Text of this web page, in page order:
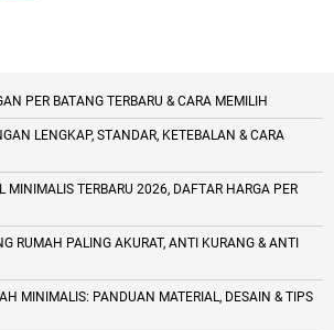
PER BATANG TERBARU & CARA MEMILIH
LENGKAP, STANDAR, KETEBALAN & CARA
MINIMALIS TERBARU 2026, DAFTAR HARGA PER
RUMAH PALING AKURAT, ANTI KURANG & ANTI
MINIMALIS: PANDUAN MATERIAL, DESAIN & TIPS